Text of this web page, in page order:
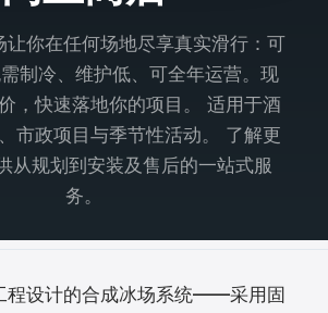
你在任何场地尽享真实滑行：可
制冷、维护低、可全年运营。现
，快速落地你的项目。 适用于酒
市政项目与季节性活动。 了解更
从规划到安装及售后的一站式服
务。
程设计的合成冰场系统——采用固